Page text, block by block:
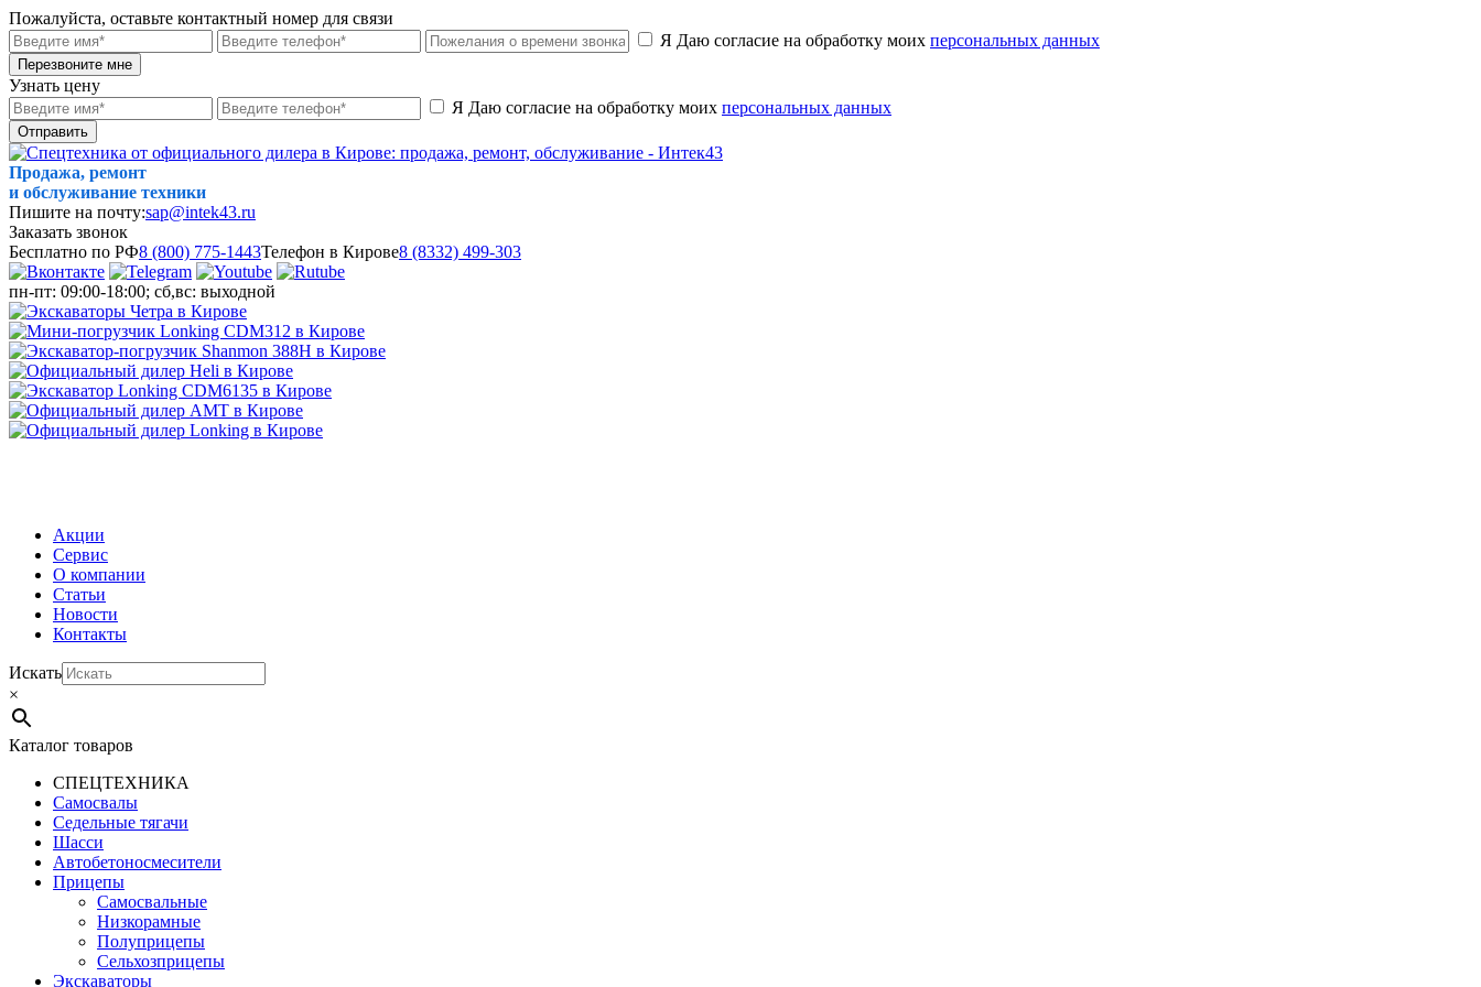
Пожалуйста, оставьте контактный номер для связи
Я Даю согласие на обработку моих персональных данных
Перезвоните мне
Узнать цену
Я Даю согласие на обработку моих персональных данных
Отправить
Продажа, ремонт
и обслуживание техники
Пишите на почту:sap@intek43.ru
Заказать звонок
Бесплатно по РФ8 (800) 775-1443Телефон в Кирове8 (8332) 499-303
пн-пт: 09:00-18:00; сб,вс: выходной
Акции
Сервис
О компании
Статьи
Новости
Контакты
Искать
×
Каталог товаров
СПЕЦТЕХНИКА
Самосвалы
Седельные тягачи
Шасси
Автобетоно­смесители
Прицепы
Самосвальные
Низкорамные
Полуприцепы
Сельхозприцепы
Экскаваторы